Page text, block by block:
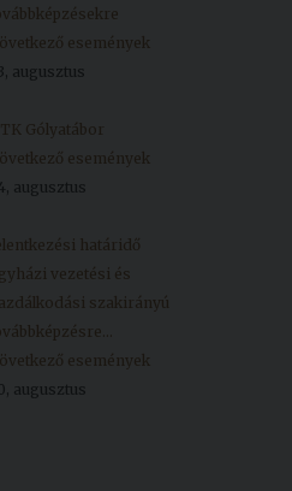
események
augusztus
Gólyatábor
események
augusztus
határidő
vezetési és
szakirányú
események
augusztus